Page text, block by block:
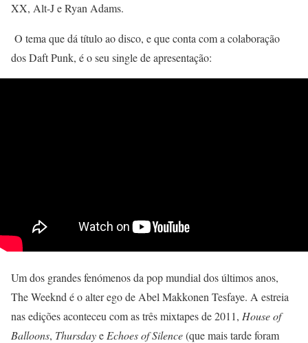
XX, Alt-J e Ryan Adams.
O tema que dá título ao disco, e que conta com a colaboração
dos Daft Punk, é o seu single de apresentação:
Um dos grandes fenómenos da pop mundial dos últimos anos,
The Weeknd é o alter ego de Abel Makkonen Tesfaye. A estreia
nas edições aconteceu com as três mixtapes de 2011, House of
Balloons, Thursdaye Echoes of Silence(que mais tarde foram